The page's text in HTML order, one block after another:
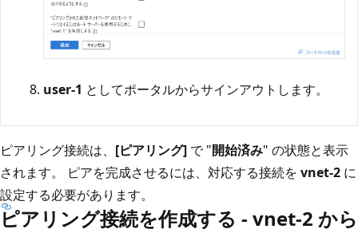
user-1 としてポータルからサインアウトします。
ピアリング接続は、 [ピアリング] で "開始済み" の状態と表示
されます。 ピアを完成させるには、対応する接続を vnet-2 に
設定する必要があります。
ピアリング接続を作成する - vnet-2 から